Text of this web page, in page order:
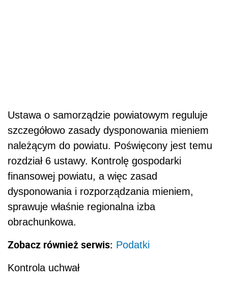
Ustawa o samorządzie powiatowym reguluje
szczegółowo zasady dysponowania mieniem
należącym do powiatu. Poświęcony jest temu
rozdział 6 ustawy. Kontrolę gospodarki
finansowej powiatu, a więc zasad
dysponowania i rozporządzania mieniem,
sprawuje właśnie regionalna izba
obrachunkowa.
Zobacz również serwis: Podatki
Kontrola uchwał